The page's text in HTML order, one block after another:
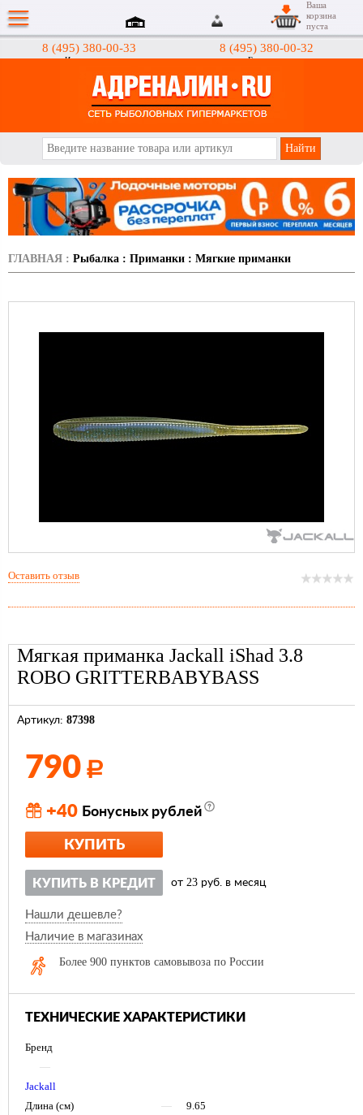
8 (495) 380-00-33
Интернет-магазин
8 (495) 380-00-32
Гипермаркеты
Ваша
корзина
пуста
ГЛАВНАЯ : Рыбалка : Приманки : Мягкие приманки
Мягкая приманка Jackall iShad 3.8
ROBO GRITTERBABYBASS
Артикул: 87398
790 Р
+40 Бонусных рублей
КУПИТЬ
КУПИТЬ В КРЕДИТ от 23 руб. в месяц
Нашли дешевле?
Наличие в магазинах
Более 900 пунктов самовывоза по России
ТЕХНИЧЕСКИЕ ХАРАКТЕРИСТИКИ
Бренд
—
Jackall
Длина (см)
—
9.65
Оставить отзыв